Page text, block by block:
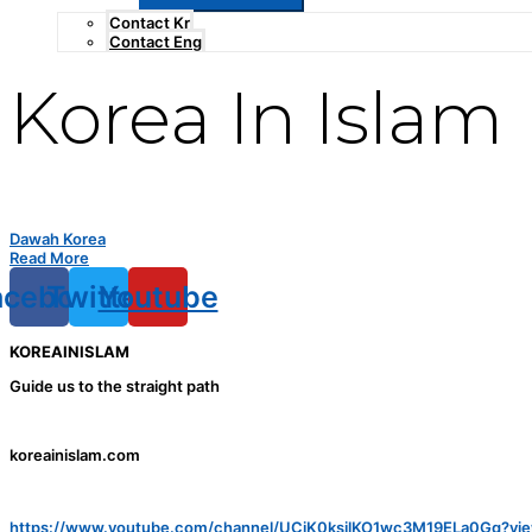
Contact Kr
Contact Eng
Korea In Islam
Dawah Korea
Read More
TwitterYoutube
KOREAINISLAM
Guide us to the straight path
koreainislam.com
https://www.youtube.com/channel/